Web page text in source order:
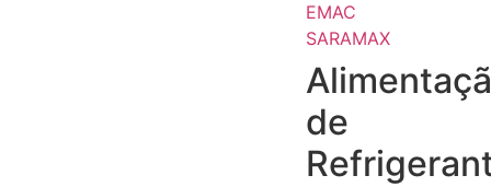
EMAC
SARAMAX
de